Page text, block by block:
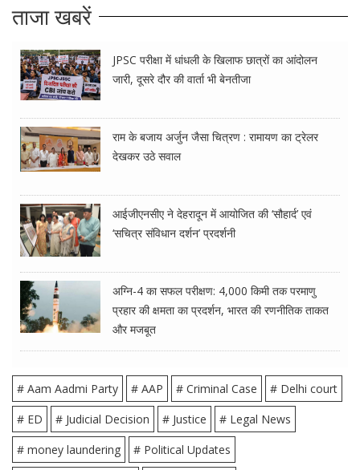
ताजा खबरें
JPSC परीक्षा में धांधली के खिलाफ छात्रों का आंदोलन
जारी, दूसरे दौर की वार्ता भी बेनतीजा
राम के बजाय अर्जुन जैसा चित्रण : रामायण का ट्रेलर
देखकर उठे सवाल
आईजीएनसीए ने देहरादून में आयोजित की ‘सौहार्द’ एवं
‘सचित्र संविधान दर्शन’ प्रदर्शनी
अग्नि-4 का सफल परीक्षण: 4,000 किमी तक परमाणु
प्रहार की क्षमता का प्रदर्शन, भारत की रणनीतिक ताकत
और मजबूत
# Aam Aadmi Party # AAP # Criminal Case
# Delhi court
# ED
# Judicial Decision # Justice
# Legal News
# money laundering
# Political Updates